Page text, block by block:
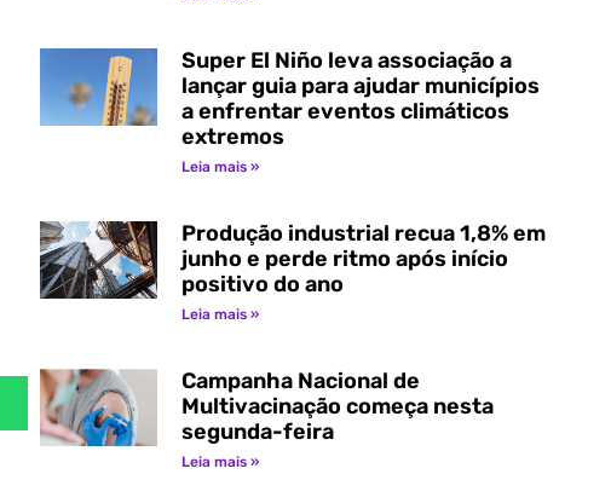
Super El Niño leva associação a
lançar guia para ajudar municípios
a enfrentar eventos climáticos
extremos
Leia mais »
Produção industrial recua 1,8% em
junho e perde ritmo após início
positivo do ano
Leia mais »
Campanha Nacional de
Multivacinação começa nesta
segunda-feira
Leia mais »